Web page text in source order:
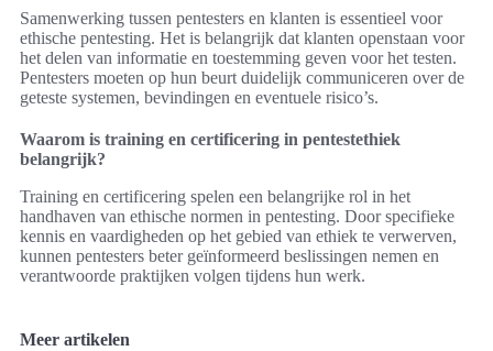
Samenwerking tussen pentesters en klanten is essentieel voor
ethische pentesting. Het is belangrijk dat klanten openstaan voor
het delen van informatie en toestemming geven voor het testen.
Pentesters moeten op hun beurt duidelijk communiceren over de
geteste systemen, bevindingen en eventuele risico’s.
Waarom is training en certificering in pentestethiek
belangrijk?
Training en certificering spelen een belangrijke rol in het
handhaven van ethische normen in pentesting. Door specifieke
kennis en vaardigheden op het gebied van ethiek te verwerven,
kunnen pentesters beter geïnformeerd beslissingen nemen en
verantwoorde praktijken volgen tijdens hun werk.
Meer artikelen